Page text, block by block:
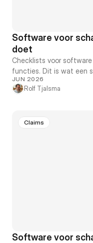
Software voor
doet
Checklists voor
functies. Dit is wat een
helpt, onderscheidt van
scherm toevoegt.
JUN 2026
Rolf Tjalsma
Claims
Software voor